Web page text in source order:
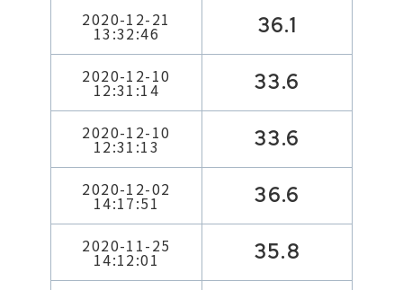
2020-12-21
13:32:46 36.1
2020-12-10
12:31:14 33.6
2020-12-10
12:31:13 33.6
2020-12-02
14:17:51 36.6
2020-11-25
14:12:01 35.8